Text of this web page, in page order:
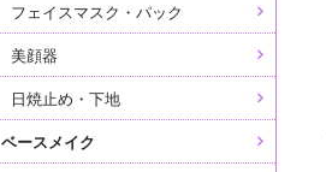
フェイスマスク・パック
美顔器
日焼止め・下地
ベースメイク